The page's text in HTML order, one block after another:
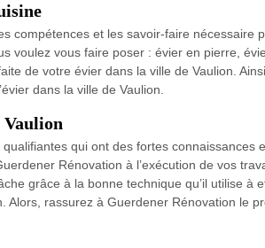
compétences et les savoir-faire nécessaire
voulez vous faire poser : évier en pierre,
de votre évier dans la ville de Vaulion.
dans la ville de Vaulion.
Vaulion
qui ont des fortes connaissances
Rénovation à l’exécution de vos
grâce à la bonne technique qu’il utilise
rassurez à Guerdener Rénovation le